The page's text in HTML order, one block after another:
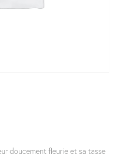
doucement fleurie et sa tasse